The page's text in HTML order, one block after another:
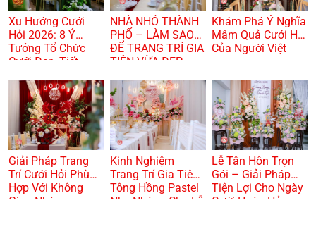
Xu Hướng Cưới
Hỏi 2026: 8 Ý
Tưởng Tổ Chức
Cưới Đẹp, Tiết
NHÀ NHỎ THÀNH
PHỐ – LÀM SAO
ĐỂ TRANG TRÍ GIA
TIÊN VỪA ĐẸP
TRỌNG? 🏠🌸
Khám Phá Ý Nghĩa
Mâm Quả Cưới Hỏi
Của Người Việt
Giải Pháp Trang
Trí Cưới Hỏi Phù
Hợp Với Không
Gian Nhà
Kinh Nghiệm
Trang Trí Gia Tiên
Tông Hồng Pastel
Nhẹ Nhàng Cho Lễ
Lễ Tân Hôn Trọn
Gói – Giải Pháp
Tiện Lợi Cho Ngày
Cưới Hoàn Hảo